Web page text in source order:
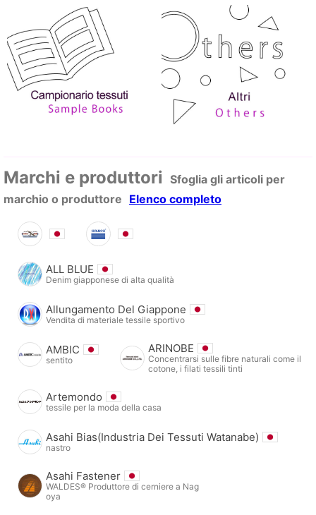
Marchi e produttori Sfoglia gli articoli per
marchio o produttore Elenco completo
ALL BLUE
Denim giapponese di alta qualità
Allungamento Del Giappone
Vendita di materiale tessile sportivo
AMBIC
sentito
ARINOBE
Concentrarsi sulle fibre naturali come il
cotone, i filati tessili tinti
Artemondo
tessile per la moda della casa
Asahi Bias(Industria Dei Tessuti Watanabe)
nastro
Asahi Fastener
WALDES® Produttore di cerniere a Nag
oya